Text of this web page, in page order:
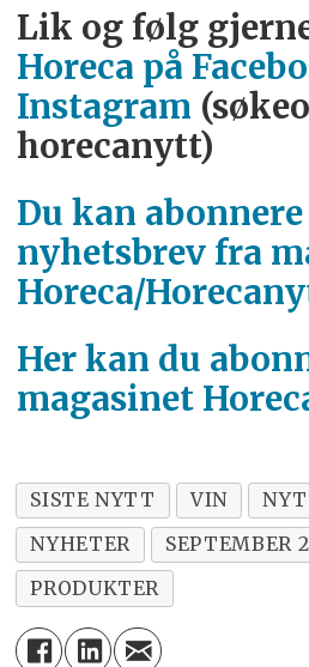
Lik og følg
Horeca på
Instagram
horecanytt)
Du kan
nyhetsbrev fra
Horeca/
Her kan du
magasinet
SISTE NYTT VIN
NYHETER
SEPTEMBER
PRODUKTER